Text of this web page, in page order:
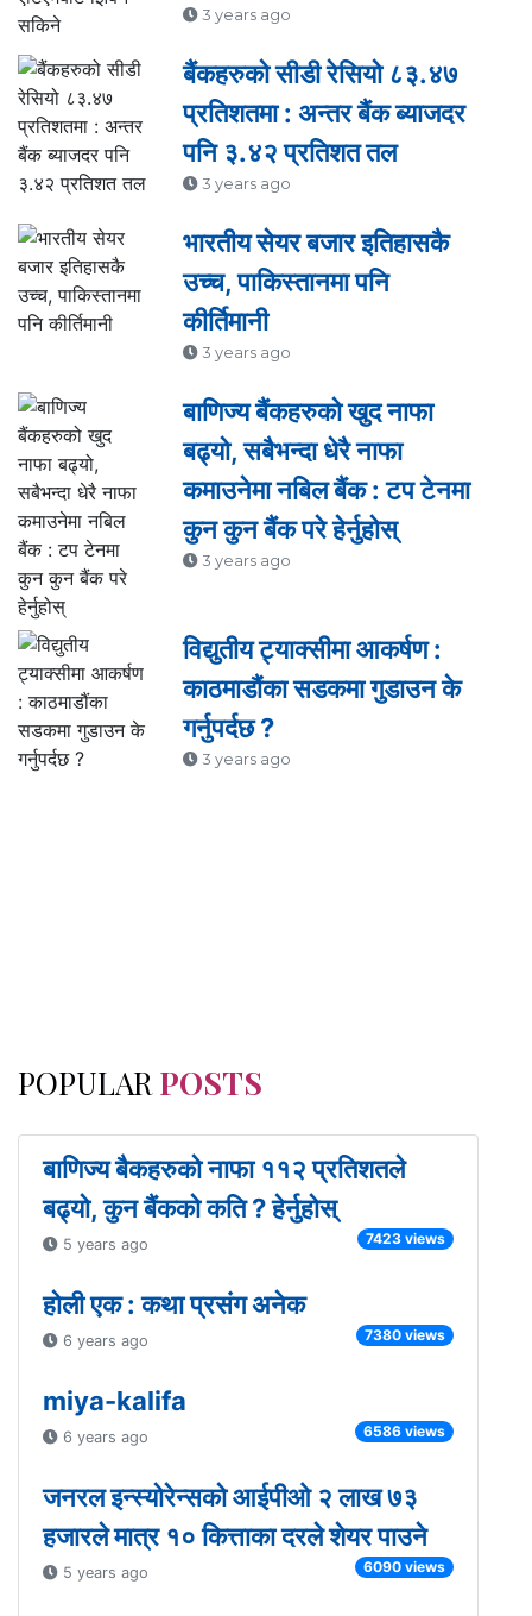
3 years ago
बैंकहरुको सीडी रेसियो ८३.४७
प्रतिशतमा : अन्तर बैंक ब्याजदर
पनि ३.४२ प्रतिशत तल
3 years ago
भारतीय सेयर बजार इतिहासकै
उच्च, पाकिस्तानमा पनि
कीर्तिमानी
3 years ago
बाणिज्य बैंकहरुको खुद नाफा
बढ्यो, सबैभन्दा धेरै नाफा
कमाउनेमा नबिल बैंक : टप टेनमा
कुन कुन बैंक परे हेर्नुहोस्
3 years ago
विद्युतीय ट्याक्सीमा आकर्षण :
काठमाडौंका सडकमा गुडाउन के
गर्नुपर्दछ ?
3 years ago
POPULARPOSTS
बाणिज्य बैकहरुको नाफा ११२ प्रतिशतले
बढ्यो, कुन बैंकको कति ? हेर्नुहोस्
5 years ago 7423 views
होली एक : कथा प्रसंग अनेक
6 years ago 7380 views
miya-kalifa
6 years ago 6586 views
जनरल इन्स्योरेन्सको आईपीओ २ लाख ७३
हजारले मात्र १० कित्ताका दरले शेयर पाउने
5 years ago 6090 views